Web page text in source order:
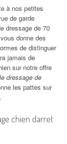
à nos petites
de garde
dressage de 70
donne des
de distinguer
jamais de
sur notre offre
dressage de
les pattes sur
chien darret